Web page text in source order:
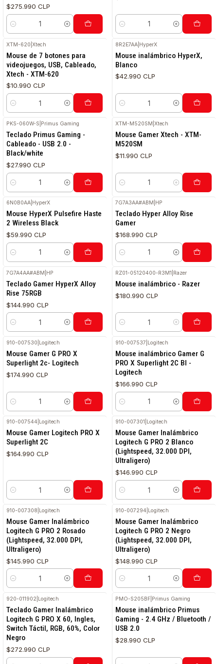
$275.990 CLP
Cantidad Cantidad
XTM-620 |Xtech
Mouse de 7 botones para
videojuegos, USB, Cableado,
Xtech - XTM-620
$10.990 CLP
Cantidad
8R2E7AA HyperX
Mouse inalámbrico HyperX,
Blanco
$42.990 CLP
Cantidad
PKS-060W-S Primus Gaming
Teclado Primus Gaming -
Cableado - USB 2.0 -
Black/white
$27.990 CLP
Cantidad
XTM-M520SM |Xtech
Mouse Gamer Xtech - XTM-
M520SM
$11.990 CLP
Cantidad
6N0B0AA HyperX
Mouse HyperX Pulsefire Haste
2 Wireless Black
$59.990 CLP
Cantidad
7G7A3AA#ABM HP
Teclado Hyper Alloy Rise
Gamer
$168.990 CLP
Cantidad
7G7A4AA#ABM HP
Teclado Gamer HyperX Alloy
Rise 75RGB
$144.990 CLP
Cantidad
RZ01-05120400-R3M1 Razer
Mouse inalámbrico - Razer
$180.990 CLP
Cantidad
910-007530 Logitech
Mouse Gamer G PRO X
Superlight 2c- Logitech
$174.990 CLP
Cantidad
910-007537 Logitech
Mouse inalámbrico Gamer G
PRO X Superlight 2C Bl -
Logitech
$166.990 CLP
Cantidad
910-007544 Logitech
Mouse Gamer Logitech PRO X
Superlight 2C
$164.990 CLP
Cantidad
910-007301 Logitech
Mouse Gamer Inalámbrico
Logitech G PRO 2 Blanco
(Lightspeed, 32.000 DPI,
Ultraligero)
$146.990 CLP
Cantidad
910-007308 Logitech
Mouse Gamer Inalámbrico
Logitech G PRO 2 Rosado
(Lightspeed, 32.000 DPI,
Ultraligero)
$145.990 CLP
Cantidad
910-007294 Logitech
Mouse Gamer Inalámbrico
Logitech G PRO 2 Negro
(Lightspeed, 32.000 DPI,
Ultraligero)
$148.990 CLP
Cantidad
920-011902 Logitech
Teclado Gamer Inalámbrico
Logitech G PRO X 60, Ingles,
Switch Táctil, RGB, 60%, Color
Negro
$272.990 CLP
PMO-S205BF Primus Gaming
Mouse inalámbrico Primus
Gaming - 2.4 GHz / Bluetooth /
USB 2.0
$28.990 CLP